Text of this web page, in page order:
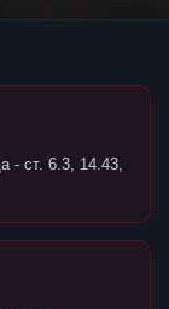
- ст. 6.3, 14.43,